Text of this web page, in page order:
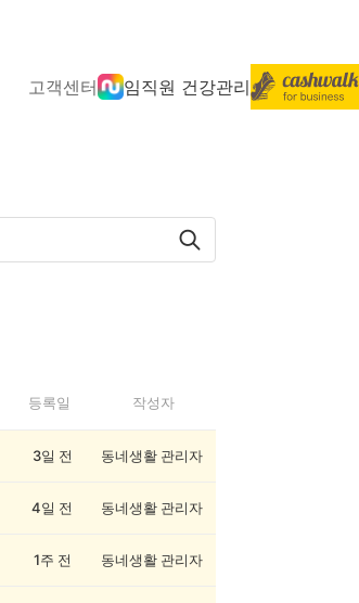
고객센터 임직원 건강관리
등록일 작성자
3일 전 동네생활 관리자
4일 전 동네생활 관리자
1주 전 동네생활 관리자